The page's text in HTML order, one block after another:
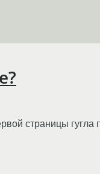
страницы гугла